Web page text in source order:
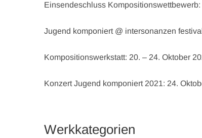
Einsendeschluss
Jugend komponiert @ intersonanzen
Kompositionswerkstatt: 20. – 24. Oktober
Konzert Jugend komponiert 2021: 24.
Werkkategorien